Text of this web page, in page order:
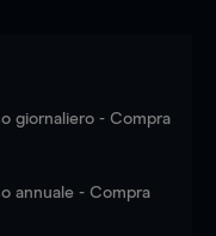
giornaliero - Compra
annuale - Compra